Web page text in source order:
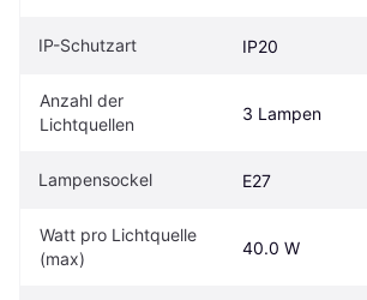
IP-Schutzart IP20
Anzahl der
Lichtquellen
3 Lampen
Lampensockel E27
Watt pro Lichtquelle
(max)
40.0 W